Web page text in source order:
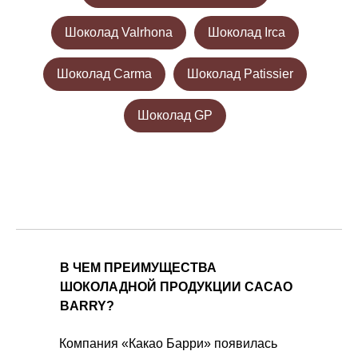
Шоколад Valrhona Шоколад Irca
Шоколад Carma Шоколад Patissier
Шоколад GP
В ЧЕМ ПРЕИМУЩЕСТВА
ШОКОЛАДНОЙ ПРОДУКЦИИ CACAO
BARRY?
Компания «Какао Барри» появилась